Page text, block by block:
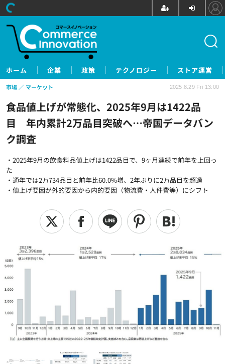
ホーム 企業 政策 テクノロジー ストア運営
食品値上げが常態化、2025年9月は1422品
目 年内累計2万品目突破へ…帝国データバン
ク調査
・2025年9月の飲食料品値上げは1422品目で、9ヶ月連続で前年を上回っ
た
・通年では2万734品目と前年比60.0%増、2年ぶりに2万品目を超過
・値上げ要因が外的要因から内的要因（物流費・人件費等）にシフト
市場 マーケット 2025.8.29 Fri 13:00